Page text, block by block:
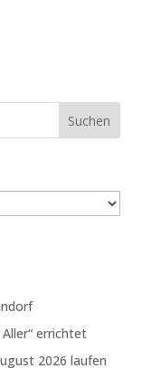
errichtet
2026 laufen